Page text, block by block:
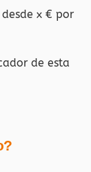
x € por
de esta